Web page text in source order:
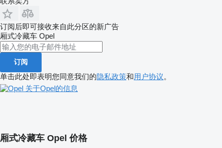
订阅后即可接收来自此分区的新广告
厢式冷藏车 Opel
订阅
单击此处即表明您同意我们的隐私政策和用户协议。
关于Opel的信息
厢式冷藏车 Opel 价格